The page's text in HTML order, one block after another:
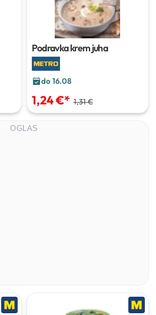
Podravka krem juha
do 16.08
1,24 €* 1,31 €
OGLAS